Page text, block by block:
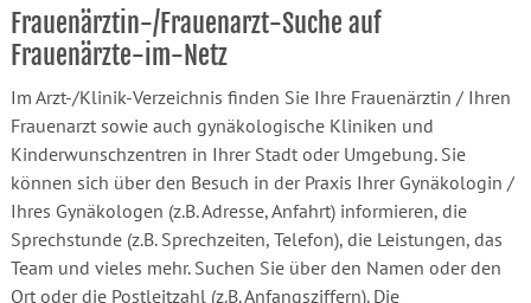
Frauenärztin-/Frauenarzt-Suche auf
Frauenärzte-im-Netz
Im Arzt-/Klinik-Verzeichnis finden Sie Ihre Frauenärztin / Ihren
Frauenarzt sowie auch gynäkologische Kliniken und
Kinderwunschzentren in Ihrer Stadt oder Umgebung. Sie
können sich über den Besuch in der Praxis Ihrer Gynäkologin /
Ihres Gynäkologen (z.B. Adresse, Anfahrt) informieren, die
Sprechstunde (z.B. Sprechzeiten, Telefon), die Leistungen, das
Team und vieles mehr. Suchen Sie über den Namen oder den
Ort oder die Postleitzahl (z.B. Anfangsziffern). Die